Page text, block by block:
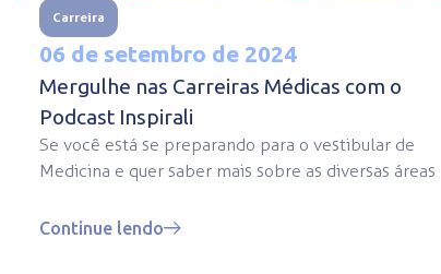
Carreira
06 de setembro de 2024
Mergulhe nas Carreiras Médicas com o
Podcast Inspirali
Se você está se preparando para o vestibular de
Medicina e quer saber mais sobre as diversas áreas
Continue lendo